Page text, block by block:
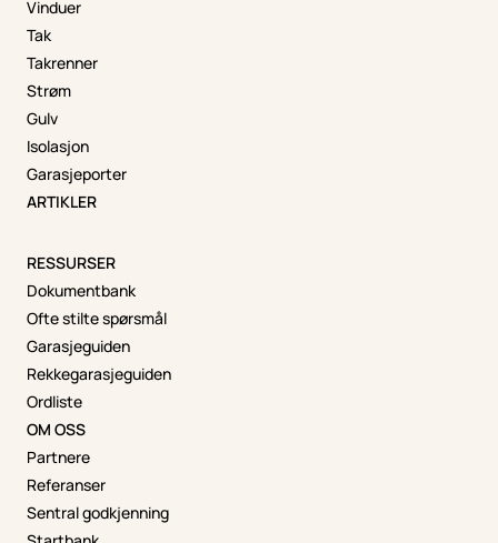
Vinduer
Tak
Takrenner
Strøm
Gulv
Isolasjon
Garasjeporter
ARTIKLER
RESSURSER
Dokumentbank
Ofte stilte spørsmål
Garasjeguiden
Rekkegarasjeguiden
Ordliste
OM OSS
Partnere
Referanser
Sentral godkjenning